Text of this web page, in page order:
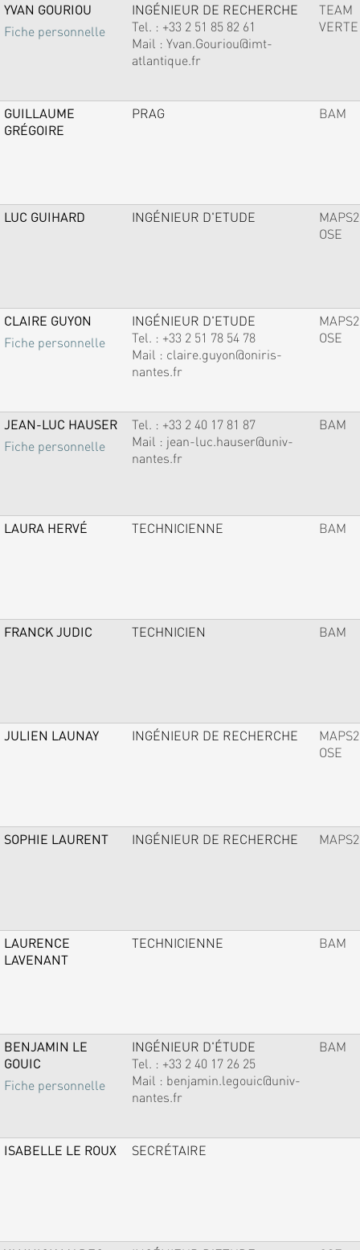
YVAN GOURIOU
Fiche personnelle
INGÉNIEUR DE RECHERCHE
Tel. : +33 2 51 85 82 61
Mail : Yvan.Gouriou@imt-
atlantique.fr
TEAM
VERTE
GUILLAUME
GRÉGOIRE
PRAG BAM
LUC GUIHARD INGÉNIEUR D'ETUDE
MAPS2
OSE
CLAIRE GUYON
Fiche personnelle
INGÉNIEUR D'ETUDE
Tel. : +33 2 51 78 54 78
Mail : claire.guyon@oniris-
nantes.fr
MAPS2
OSE
JEAN-LUC HAUSER
Fiche personnelle
Tel. : +33 2 40 17 81 87
Mail : jean-luc.hauser@univ-
nantes.fr
BAM
LAURA HERVÉ TECHNICIENNE BAM
FRANCK JUDIC TECHNICIEN BAM
JULIEN LAUNAY INGÉNIEUR DE RECHERCHE
MAPS2
OSE
SOPHIE LAURENT INGÉNIEUR DE RECHERCHE MAPS2
LAURENCE
LAVENANT
TECHNICIENNE BAM
BENJAMIN LE
GOUIC
Fiche personnelle
INGÉNIEUR D'ÉTUDE
Tel. : +33 2 40 17 26 25
Mail : benjamin.legouic@univ-
nantes.fr
BAM
ISABELLE LE ROUX SECRÉTAIRE